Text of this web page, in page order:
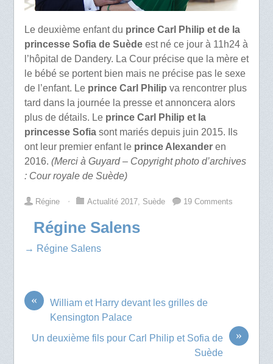
Le deuxième enfant du prince Carl Philip et de la
princesse Sofia de Suèdeest né ce jour à 11h24 à
l’hôpital de Dandery. La Cour précise que la mère et
le bébé se portent bien mais ne précise pas le sexe
de l’enfant. Leprince Carl Philip va rencontrer plus
tard dans la journée la presse et annoncera alors
plus de détails. Leprince Carl Philip et la
princesse Sofiasont mariés depuis juin 2015. Ils
ont leur premier enfant le prince Alexanderen
2016. (Merci à Guyard – Copyright photo d’archives
: Cour royale de Suède)
Régine ⋅ Actualité 2017, Suède 19 Comments
Régine Salens
→ Régine Salens
«
William et Harry devant les grilles de
Kensington Palace
»
Un deuxième fils pour Carl Philip et Sofia de
Suède